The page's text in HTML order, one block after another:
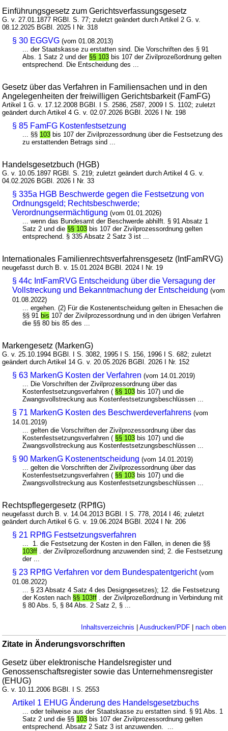
Einführungsgesetz zum Gerichtsverfassungsgesetz
G. v. 27.01.1877 RGBl. S. 77; zuletzt geändert durch Artikel 2 G. v.
08.12.2025 BGBl. 2025 I Nr. 318
§ 30 EGGVG (vom 01.08.2013)
... der Staatskasse zu erstatten sind. Die Vorschriften des § 91
Abs. 1 Satz 2 und der §§ 103 bis 107 der Zivilprozeßordnung gelten
entsprechend. Die Entscheidung des ...
Gesetz über das Verfahren in Familiensachen und in den
Angelegenheiten der freiwilligen Gerichtsbarkeit (FamFG)
Artikel 1 G. v. 17.12.2008 BGBl. I S. 2586, 2587, 2009 I S. 1102; zuletzt
geändert durch Artikel 4 G. v. 02.07.2026 BGBl. 2026 I Nr. 198
§ 85 FamFG Kostenfestsetzung
... §§ 103 bis 107 der Zivilprozessordnung über die Festsetzung des
zu erstattenden Betrags sind ...
Handelsgesetzbuch (HGB)
G. v. 10.05.1897 RGBl. S. 219; zuletzt geändert durch Artikel 4 G. v.
04.02.2026 BGBl. 2026 I Nr. 33
§ 335a HGB Beschwerde gegen die Festsetzung von
Ordnungsgeld; Rechtsbeschwerde;
Verordnungsermächtigung (vom 01.01.2026)
... wenn das Bundesamt der Beschwerde abhilft. § 91 Absatz 1
Satz 2 und die §§ 103 bis 107 der Zivilprozessordnung gelten
entsprechend. § 335 Absatz 2 Satz 3 ist ...
Internationales Familienrechtsverfahrensgesetz (IntFamRVG)
neugefasst durch B. v. 15.01.2024 BGBl. 2024 I Nr. 19
§ 44c IntFamRVG Entscheidung über die Versagung der
Vollstreckung und Bekanntmachung der Entscheidung (vom
01.08.2022)
... ergehen. (2) Für die Kostenentscheidung gelten in Ehesachen die
§§ 91bis 107 der Zivilprozessordnung und in den übrigen Verfahren
die §§ 80 bis 85 des ...
Markengesetz (MarkenG)
G. v. 25.10.1994 BGBl. I S. 3082, 1995 I S. 156, 1996 I S. 682; zuletzt
geändert durch Artikel 14 G. v. 20.05.2026 BGBl. 2026 I Nr. 152
§ 63 MarkenG Kosten der Verfahren (vom 14.01.2019)
... Die Vorschriften der Zivilprozessordnung über das
Kostenfestsetzungsverfahren ( §§ 103 bis 107) und die
Zwangsvollstreckung aus Kostenfestsetzungsbeschlüssen ...
§ 71 MarkenG Kosten des Beschwerdeverfahrens (vom
14.01.2019)
... gelten die Vorschriften der Zivilprozessordnung über das
Kostenfestsetzungsverfahren ( §§ 103 bis 107) und die
Zwangsvollstreckung aus Kostenfestsetzungsbeschlüssen ...
§ 90 MarkenG Kostenentscheidung (vom 14.01.2019)
... gelten die Vorschriften der Zivilprozessordnung über das
Kostenfestsetzungsverfahren ( §§ 103 bis 107) und die
Zwangsvollstreckung aus Kostenfestsetzungsbeschlüssen ...
Rechtspflegergesetz (RPflG)
neugefasst durch B. v. 14.04.2013 BGBl. I S. 778, 2014 I 46; zuletzt
geändert durch Artikel 6 G. v. 19.06.2024 BGBl. 2024 I Nr. 206
§ 21 RPflG Festsetzungsverfahren
... 1. die Festsetzung der Kosten in den Fällen, in denen die §§
103ff . der Zivilprozeßordnung anzuwenden sind; 2. die Festsetzung
der ...
§ 23 RPflG Verfahren vor dem Bundespatentgericht (vom
01.08.2022)
... § 23 Absatz 4 Satz 4 des Designgesetzes); 12. die Festsetzung
der Kosten nach §§ 103ff . der Zivilprozeßordnung in Verbindung mit
§ 80 Abs. 5, § 84 Abs. 2 Satz 2, § ...
Inhaltsverzeichnis | Ausdrucken/PDF| nach oben
Zitate in Änderungsvorschriften
Gesetz über elektronische Handelsregister und
Genossenschaftsregister sowie das Unternehmensregister
(EHUG)
G. v. 10.11.2006 BGBl. I S. 2553
Artikel 1 EHUG Änderung des Handelsgesetzbuchs
... oder teilweise aus der Staatskasse zu erstatten sind. § 91 Abs. 1
Satz 2 und die §§ 103 bis 107 der Zivilprozessordnung gelten
entsprechend. Absatz 2 Satz 3 ist anzuwenden. ...